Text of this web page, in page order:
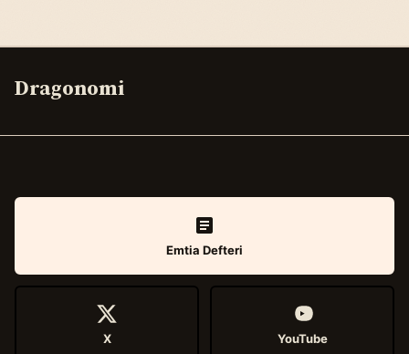
Dragonomi
Emtia Defteri
X YouTube